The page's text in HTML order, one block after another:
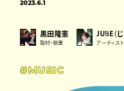
2023.6.1
黒田隆憲
取材・執筆
JU!iE（じ
アーティスト
#MUSIC